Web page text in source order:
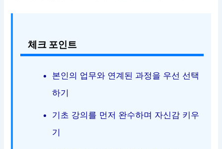
체크 포인트
본인의 업무와 연계된 과정을 우선 선택
하기
기초 강의를 먼저 완수하며 자신감 키우
기